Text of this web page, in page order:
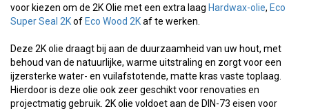
voor kiezen om de 2K Olie met een extra laag Hardwax-olie, Eco
Super Seal 2Kof Eco Wood 2Kaf te werken.
Deze 2K olie draagt bij aan de duurzaamheid van uw hout, met
behoud van de natuurlijke, warme uitstraling en zorgt voor een
ijzersterke water- en vuilafstotende, matte kras vaste toplaag.
Hierdoor is deze olie ook zeer geschikt voor renovaties en
projectmatig gebruik. 2K olie voldoet aan de DIN-73 eisen voor